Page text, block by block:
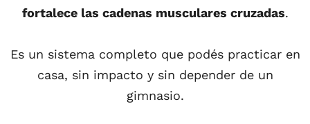
fortalece las cadenas musculares cruzadas.
Es un sistema completo que podés practicar en
casa, sin impacto y sin depender de un
gimnasio.